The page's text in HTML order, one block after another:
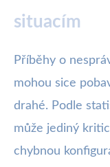
situacím
Příběhy o
mohou sice
drahé. Podle
může jediný
chybnou